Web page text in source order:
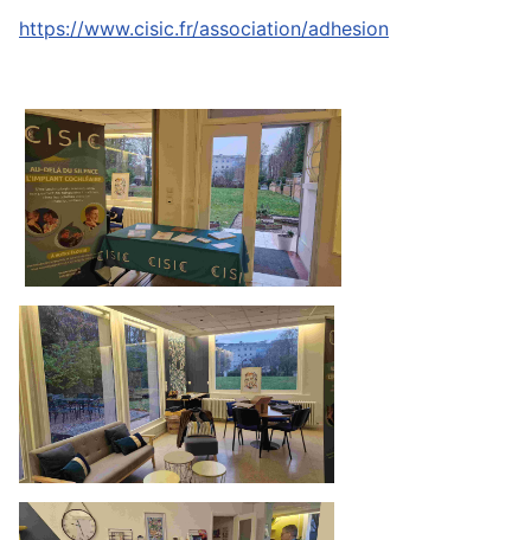
https://www.cisic.fr/association/adhesion